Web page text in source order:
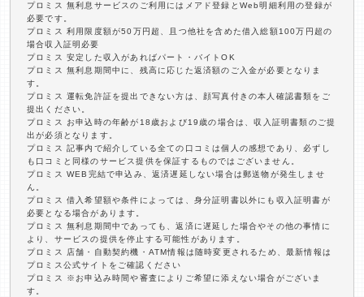
プロミス 無利息サービスのご利用にはメアド登録とWeb明細利用の登録が
必要です。
プロミス 利用限度額が50万円超、且つ他社を含めた借入総額100万円超の
場合収入証明必要
プロミス 安定した収入があればパート・バイトOK
プロミス 無利息期間中に、残高に応じた返済額のご入金が必要となりま
す。
プロミス 運転免許証を提出できない方は、顔写真付きの本人確認書類をご
提出ください。
プロミス お申込時の年齢が18歳および19歳の場合は、収入証明書類のご提
出が必須となります。
プロミス 記事内で紹介している全ての口コミは個人の感想であり、必ずし
も口コミと同様のサービス提供を保証するものではございません。
プロミス WEB完結で申込み、返済遅延しない場合は郵送物が発生しませ
ん。
プロミス 借入希望額や条件によっては、身分証明書以外にも収入証明書が
必要となる場合があります。
プロミス 無利息期間中であっても、返済に遅延した場合やその他の事情に
より、サービスの提供を停止する可能性があります。
プロミス 店舗・自動契約機・ATM情報は随時変更されるため、最新情報は
プロミス公式サイトをご確認ください
プロミス ※お申込み時間や審査によりご希望に添えない場合がございま
す。